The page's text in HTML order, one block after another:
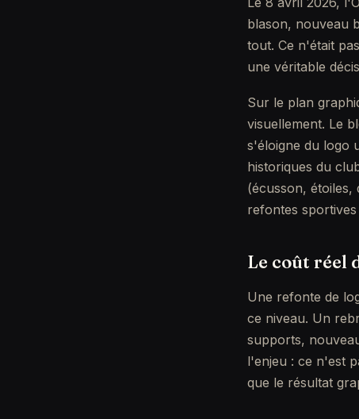
blason, nouveau
tout. Ce n'était
une véritable
Sur le plan
visuellement. Le
s'éloigne du logo
historiques du
(écusson,
refontes
Le coût réel
Une refonte de
ce niveau. Un
supports,
l'enjeu : ce n'est
que le résultat